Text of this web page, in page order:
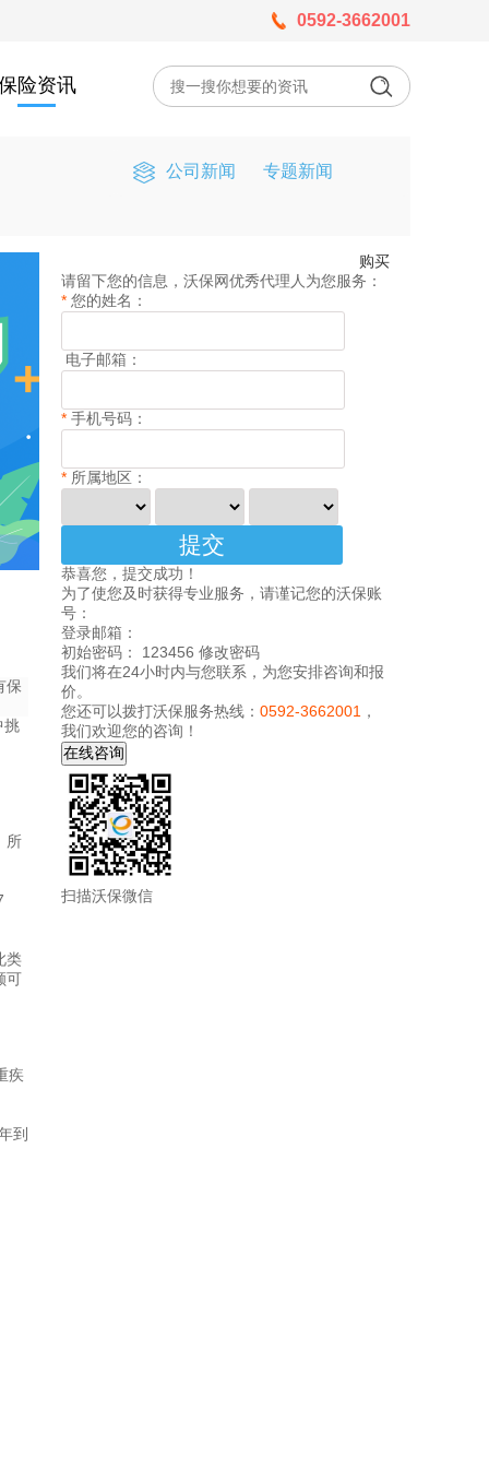
0592-3662001
险资讯
公司新闻 专题新闻
保
挑
所
类
可
疾
到
购买
请留下您的信息，沃保网优秀代理人为您服务：
*您的姓名：
电子邮箱：
*手机号码：
*所属地区：
恭喜您，提交成功！
为了使您及时获得专业服务，请谨记您的沃保账
号：
登录邮箱：
初始密码： 123456 修改密码
我们将在24小时内与您联系，为您安排咨询和报
价。
您还可以拨打沃保服务热线： 0592-3662001 ，
我们欢迎您的咨询！
扫描沃保微信